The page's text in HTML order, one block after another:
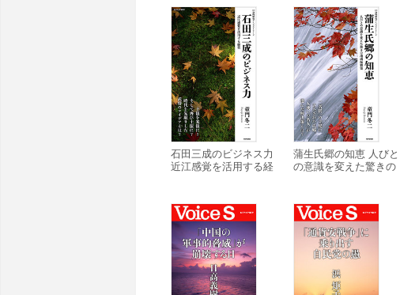
石田三成のビジネス力
近江感覚を活用する経
蒲生氏郷の知恵 人びと
の意識を変えた驚きの